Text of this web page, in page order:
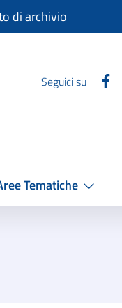
di archivio
Seguici su
Tematiche